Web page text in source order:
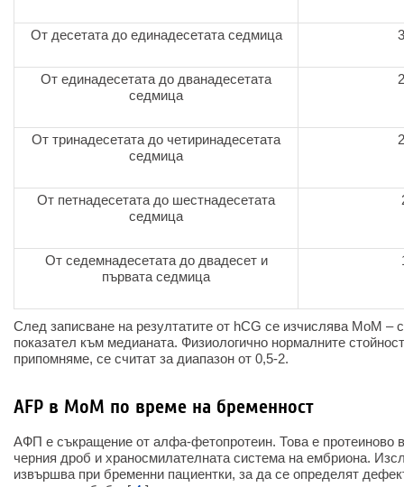
От десетата до единадесетата седмица
От единадесетата до дванадесетата
седмица
От тринадесетата до четиринадесетата
седмица
От петнадесетата до шестнадесетата
седмица
От седемнадесетата до двадесет и
първата седмица
След записване на резултатите от hCG се изчислява MoM –
показател към медианата. Физиологично нормалните
припомняме, се считат за диапазон от 0,5-2.
AFP в MoM по време на бременност
АФП е съкращение от алфа-фетопротеин. Това е протеиново
черния дроб и храносмилателната система на ембриона.
извършва при бременни пациентки, за да се определят